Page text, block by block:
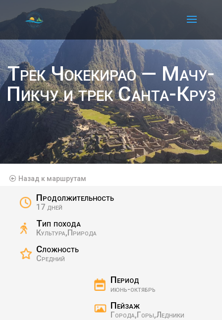
Трек Чокекирао — Мачу-
Пикчу и трек Санта-Круз
Назад к маршрутам
Продолжительность
17 дней
Тип похода
Культура,Природа
Сложность
Средний
Период
июнь-октябрь
Пейзаж
Города,Горы,Ледники